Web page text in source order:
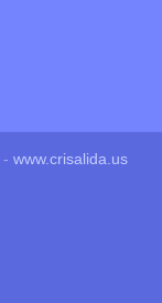
- www.crisalida.us